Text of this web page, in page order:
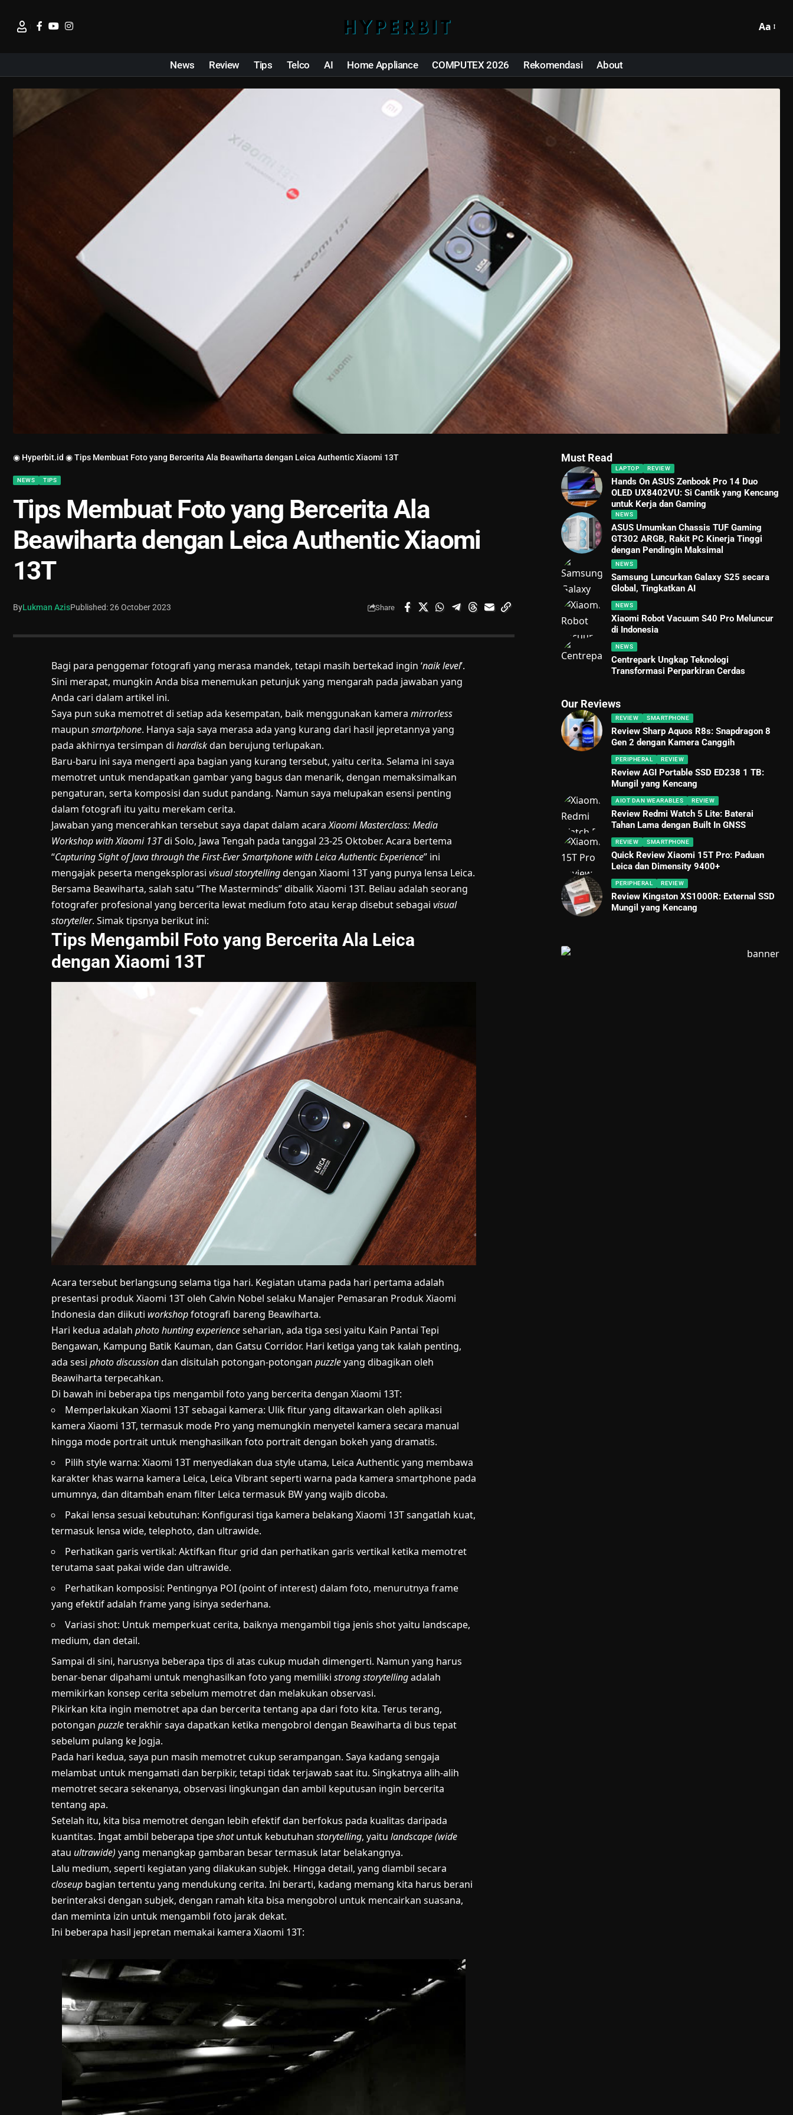
Aa
News Review Tips Telco AI Home Appliance COMPUTEX 2026 Rekomendasi About
◉ Hyperbit.id ◉Tips Membuat Foto yang Bercerita Ala Beawiharta dengan Leica Authentic Xiaomi 13T
NEWS TIPS
Tips Membuat Foto yang Bercerita Ala
Beawiharta dengan Leica Authentic Xiaomi
13T
ByLukman AzisPublished: 26 October 2023 Share
Bagi para penggemar fotografi yang merasa mandek, tetapi masih bertekad ingin ‘naik level’.
Sini merapat, mungkin Anda bisa menemukan petunjuk yang mengarah pada jawaban yang
Anda cari dalam artikel ini.
Saya pun suka memotret di setiap ada kesempatan, baik menggunakan kamera mirrorless
maupun smartphone. Hanya saja saya merasa ada yang kurang dari hasil jepretannya yang
pada akhirnya tersimpan di hardiskdan berujung terlupakan.
Baru-baru ini saya mengerti apa bagian yang kurang tersebut, yaitu cerita. Selama ini saya
memotret untuk mendapatkan gambar yang bagus dan menarik, dengan memaksimalkan
pengaturan, serta komposisi dan sudut pandang. Namun saya melupakan esensi penting
dalam fotografi itu yaitu merekam cerita.
Jawaban yang mencerahkan tersebut saya dapat dalam acaraXiaomi Masterclass: Media
Workshop with Xiaomi 13Tdi Solo, Jawa Tengah pada tanggal 23-25 Oktober. Acara bertema
“Capturing Sight of Java through the First-Ever Smartphone with Leica Authentic Experience” ini
mengajak peserta mengeksplorasi visual storytellingdengan Xiaomi 13Tyang punya lensa Leica.
Bersama Beawiharta, salah satu “The Masterminds” dibalik Xiaomi 13T. Beliau adalah seorang
fotografer profesional yang bercerita lewat medium foto atau kerap disebut sebagai visual
storyteller. Simak tipsnya berikut ini:
Tips Mengambil Foto yang Bercerita Ala Leica
dengan Xiaomi 13T
Acara tersebut berlangsung selama tiga hari. Kegiatan utama pada hari pertama adalah
presentasi produk Xiaomi 13T oleh Calvin Nobel selaku Manajer Pemasaran Produk Xiaomi
Indonesia dan diikuti workshopfotografi bareng Beawiharta.
Hari kedua adalah photo hunting experienceseharian, ada tiga sesi yaitu Kain Pantai Tepi
Bengawan, Kampung Batik Kauman, dan Gatsu Corridor. Hari ketiga yang tak kalah penting,
ada sesi photo discussiondan disitulah potongan-potongan puzzleyang dibagikan oleh
Beawiharta terpecahkan.
Di bawah ini beberapa tips mengambil foto yang bercerita dengan Xiaomi 13T:
Memperlakukan Xiaomi 13T sebagai kamera: Ulik fitur yang ditawarkan oleh aplikasi
kamera Xiaomi 13T, termasuk mode Pro yang memungkin menyetel kamera secara manual
hingga mode portrait untuk menghasilkan foto portrait dengan bokeh yang dramatis.
Pilih style warna: Xiaomi 13T menyediakan dua style utama, Leica Authentic yang membawa
karakter khas warna kamera Leica, Leica Vibrant seperti warna pada kamera smartphone pada
umumnya, dan ditambah enam filter Leica termasuk BW yang wajib dicoba.
Pakai lensa sesuai kebutuhan: Konfigurasi tiga kamera belakang Xiaomi 13T sangatlah kuat,
termasuk lensa wide, telephoto, dan ultrawide.
Perhatikan garis vertikal: Aktifkan fitur grid dan perhatikan garis vertikal ketika memotret
terutama saat pakai wide dan ultrawide.
Perhatikan komposisi: Pentingnya POI (point of interest) dalam foto, menurutnya frame
yang efektif adalah frame yang isinya sederhana.
Variasi shot: Untuk memperkuat cerita, baiknya mengambil tiga jenis shot yaitu landscape,
medium, dan detail.
Sampai di sini, harusnya beberapa tips di atas cukup mudah dimengerti. Namun yang harus
benar-benar dipahami untuk menghasilkan foto yang memiliki strong storytellingadalah
memikirkan konsep cerita sebelum memotret dan melakukan observasi.
Pikirkan kita ingin memotret apa dan bercerita tentang apa dari foto kita. Terus terang,
potongan puzzleterakhir saya dapatkan ketika mengobrol dengan Beawiharta di bus tepat
sebelum pulang ke Jogja.
Pada hari kedua, saya pun masih memotret cukup serampangan. Saya kadang sengaja
melambat untuk mengamati dan berpikir, tetapi tidak terjawab saat itu. Singkatnya alih-alih
memotret secara sekenanya, observasi lingkungan dan ambil keputusan ingin bercerita
tentang apa.
Setelah itu, kita bisa memotret dengan lebih efektif dan berfokus pada kualitas daripada
kuantitas. Ingat ambil beberapa tipeshotuntuk kebutuhan storytelling, yaitu landscape (wide
atau ultrawide) yang menangkap gambaran besar termasuk latar belakangnya.
Lalu medium, seperti kegiatan yang dilakukan subjek. Hingga detail, yang diambil secara
closeupbagian tertentu yang mendukung cerita. Ini berarti, kadang memang kita harus berani
berinteraksi dengan subjek, dengan ramah kita bisa mengobrol untuk mencairkan suasana,
dan meminta izin untuk mengambil foto jarak dekat.
Ini beberapa hasil jepretan memakai kamera Xiaomi 13T:
Must Read
LAPTOP REVIEW
Hands On ASUS Zenbook Pro 14 Duo
OLED UX8402VU: Si Cantik yang Kencang
untuk Kerja dan Gaming
NEWS
ASUS Umumkan Chassis TUF Gaming
GT302 ARGB, Rakit PC Kinerja Tinggi
dengan Pendingin Maksimal
NEWS
Samsung Luncurkan Galaxy S25 secara
Global, Tingkatkan AI
NEWS
Xiaomi Robot Vacuum S40 Pro Meluncur
di Indonesia
NEWS
Centrepark Ungkap Teknologi
Transformasi Perparkiran Cerdas
Our Reviews
REVIEW SMARTPHONE
Review Sharp Aquos R8s: Snapdragon 8
Gen 2 dengan Kamera Canggih
PERIPHERAL REVIEW
Review AGI Portable SSD ED238 1 TB:
Mungil yang Kencang
AIOT DAN WEARABLES REVIEW
Review Redmi Watch 5 Lite: Baterai
Tahan Lama dengan Built In GNSS
REVIEW SMARTPHONE
Quick Review Xiaomi 15T Pro: Paduan
Leica dan Dimensity 9400+
PERIPHERAL REVIEW
Review Kingston XS1000R: External SSD
Mungil yang Kencang